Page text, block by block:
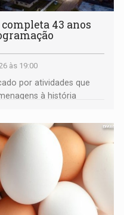
completa 43 anos
às 19:00
por atividades que
à história